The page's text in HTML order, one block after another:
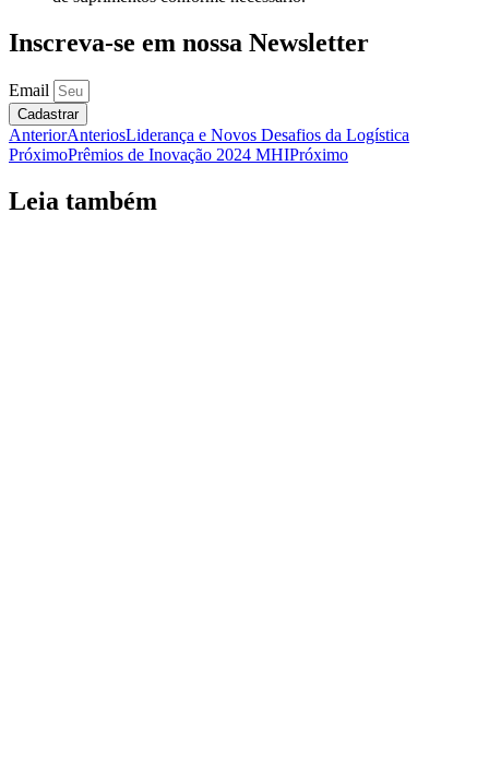
Inscreva-se em nossa Newsletter
Email
Cadastrar
AnteriorAnteriosLiderança e Novos Desafios da Logística
PróximoPrêmios de Inovação 2024 MHIPróximo
Leia também